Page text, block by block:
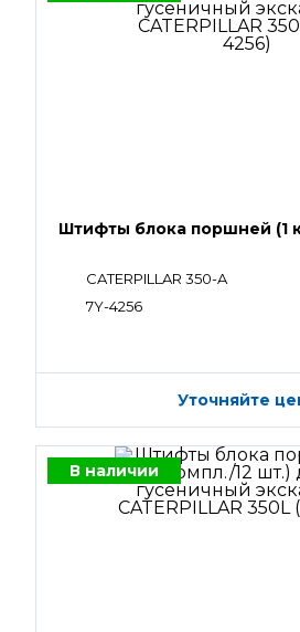
Штифты блока поршней (1
CATERPILLAR 350-A
7Y-4256
Уточняйте
В наличии